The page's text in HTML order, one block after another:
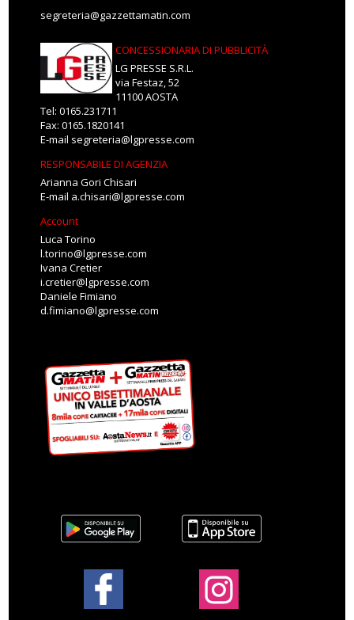
segreteria@gazzettamatin.com
CONCESSIONARIA DI PUBBLICITÀ
LG PRESSE S.R.L.
via Festaz, 52
11100 AOSTA
Tel: 0165.231711
Fax: 0165.1820141
E-mail segreteria@lgpresse.com
RESPONSABILE DI AGENZIA
Arianna Gori Chisari
E-mail a.chisari@lgpresse.com
Account
Luca Torino
l.torino@lgpresse.com
Ivana Cretier
i.cretier@lgpresse.com
Daniele Fimiano
d.fimiano@lgpresse.com